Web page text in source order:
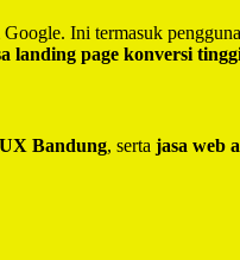
Ini termasuk
landing page konversi
Bandung, serta jasa web